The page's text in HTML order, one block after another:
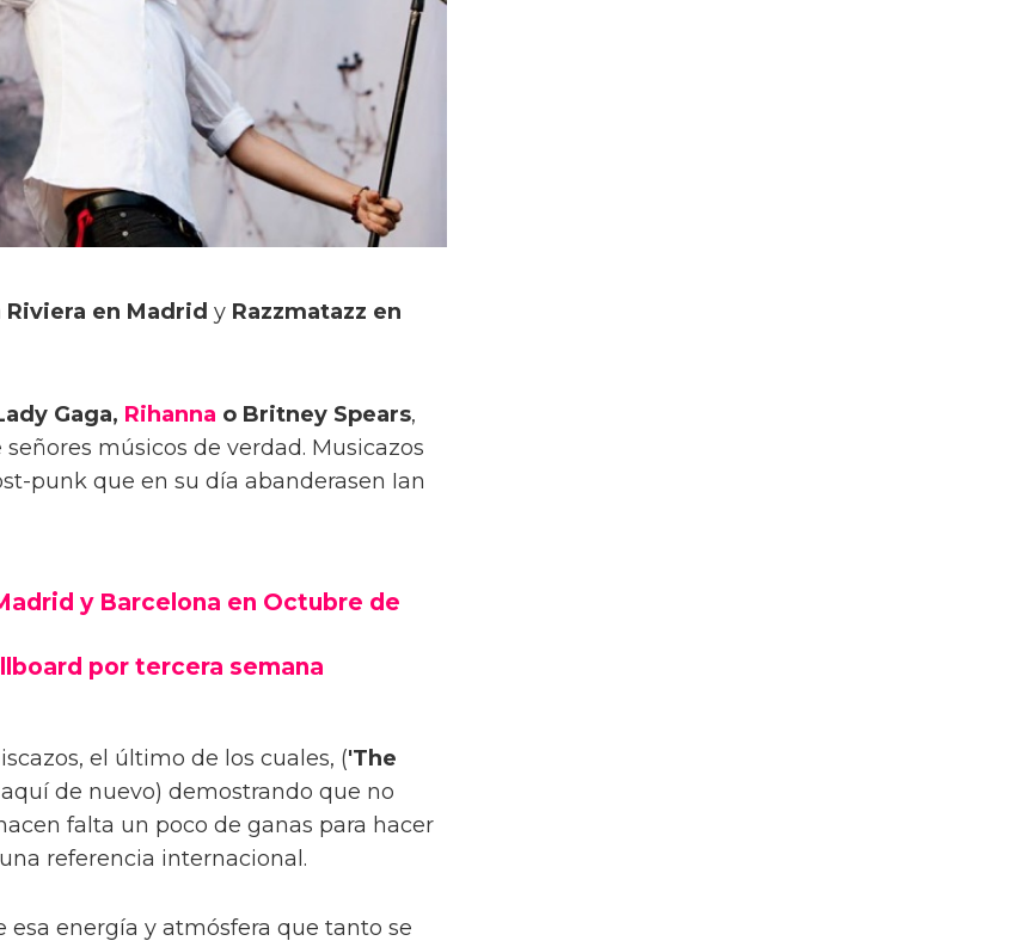
Riviera en Madrid y Razzmatazz en
Gaga, Rihanna o Britney Spears,
músicos de verdad. Musicazos
punk que en su día abanderasen Ian
y Barcelona en Octubre de
por tercera semana
el último de los cuales, ('The
aquí de nuevo) demostrando que no
falta un poco de ganas para hacer
referencia internacional.
esa energía y atmósfera que tanto se